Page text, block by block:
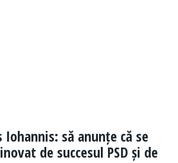
Iohannis: să anunțe că se
de succesul PSD și de